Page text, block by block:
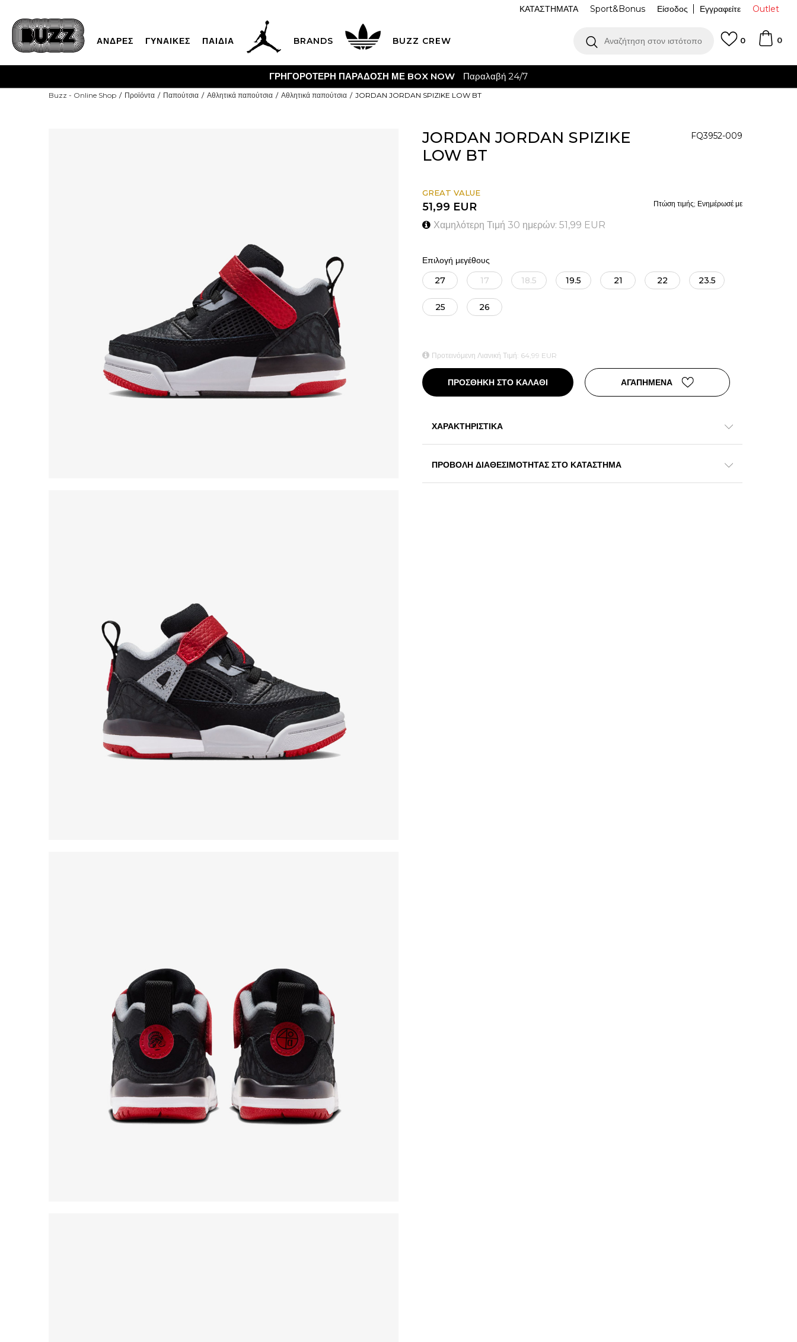
Outlet
Είσοδος Εγγραφείτε
ΚΑΤΑΣΤΗΜΑΤΑ Sport&Bonus
ΑΝΔΡΕΣ ΓΥΝΑΙΚΕΣ ΠΑΙΔΙΑ BRANDS BUZZ CREW Αναζήτηση στον ιστότοπο 0
0
ΓΡΗΓΟΡΟΤΕΡΗ ΠΑΡΑΔΟΣΗ ΜΕ BOX NOW Παραλαβή 24/7
Buzz - Online Shop Προϊόντα Παπούτσια Αθλητικά παπούτσια Αθλητικά παπούτσια JORDAN JORDAN SPIZIKE LOW BT
JORDAN JORDAN SPIZIKE
LOW BT
FQ3952-009
GREAT VALUE
51,99 EUR
Χαμηλότερη Τιμή 30 ημερών: 51,99 EUR
Πτώση τιμής; Ενημέρωσέ με
Επιλογή μεγέθους
27
17 18.5 19.5 21 22 23.5
25 26
Προτεινόμενη Λιανική Τιμή: 64,99 EUR
ΠΡΟΣΘΗΚΗ ΣΤΟ ΚΑΛΑΘΙ ΑΓΑΠΗΜΕΝΑ
ΧΑΡΑΚΤΗΡΙΣΤΙΚΑ
ΠΡΟΒΟΛΗ ΔΙΑΘΕΣΙΜΟΤΗΤΑΣ ΣΤΟ ΚΑΤΑΣΤΗΜΑ